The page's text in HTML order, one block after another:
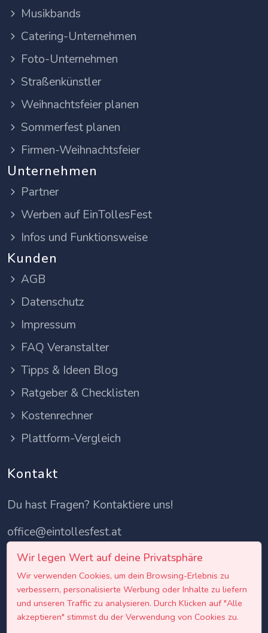
Musikbands
Catering-Unternehmen
Foto-Unternehmen
Straßenkünstler
Weihnachtsfeier planen
Sommerfest planen
Firmen-Weihnachtsfeier
Unternehmen
Partner
Werben auf EinTollesFest
Infos und Funktionsweise
Kunden
AGB
Datenschutz
Impressum
FAQ Veranstalter
Tipps & Ideen Blog
Ratgeber & Checklisten
Kostenrechner
Plattform-Vergleich
Kontakt
Du hast Fragen? Kontaktiere uns!
office@eintollesfest.at
Wir legen Wert auf deine Privatsphäre
Wir verwenden Cookies, um dein Browsing-Erlebnis zu
verbessern, personalisierte Werbung oder Inhalte zu liefern
und unseren Traffic zu analysieren. Durch Klicken auf "Alle
akzeptieren" stimmst du der Verwendung von Cookies zu.